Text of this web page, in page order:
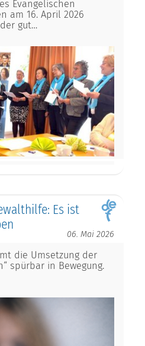
Evangelischen
am 16. April 2026
gut…
Es ist
06. Mai 2026
die Umsetzung der
spürbar in Bewegung.